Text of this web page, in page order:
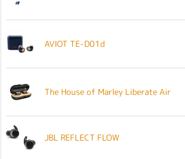
AVIOT TE-D01d
The House of Marley Liberate Air
JBL REFLECT FLOW